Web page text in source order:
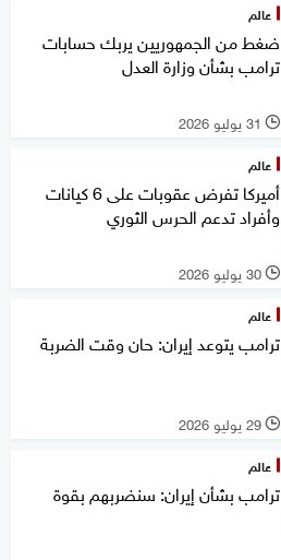
عالم
ضغط من الجمهوريين يربك حسابات
ترامب بشأن وزارة العدل
l 31 يوليو 2026
عالم
أميركا تفرض عقوبات على 6 كيانات
وأفراد تدعم الحرس الثوري
l 30 يوليو 2026
عالم
ترامب يتوعد إيران: حان وقت الضربة
l 29 يوليو 2026
عالم
ترامب بشأن إيران: سنضربهم بقوة